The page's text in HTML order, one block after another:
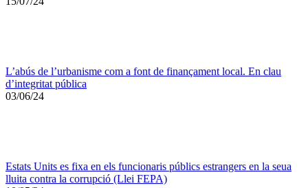
L’abús de l’urbanisme com a font de finançament local. En clau
d’integritat pública
03/06/24
Estats Units es fixa en els funcionaris públics estrangers en la seua
lluita contra la corrupció (Llei FEPA)